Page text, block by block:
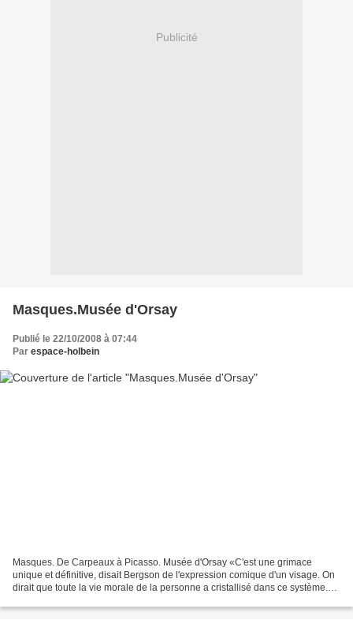
Publicité
Masques.Musée d'Orsay
Publié le 22/10/2008 à 07:44
Par espace-holbein
Masques. De Carpeaux à Picasso. Musée d'Orsay «C'est une grimace
unique et définitive, disait Bergson de l'expression comique d'un visage. On
dirait que toute la vie morale de la personne a cristallisé dans ce système.